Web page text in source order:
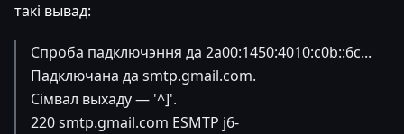
такі вывад:
Спроба падключэння да 2a00:1450:4010:c0b::6c...
Падключана да smtp.gmail.com.
Сімвал выхаду — '^]'.
220 smtp.gmail.com ESMTP j6-